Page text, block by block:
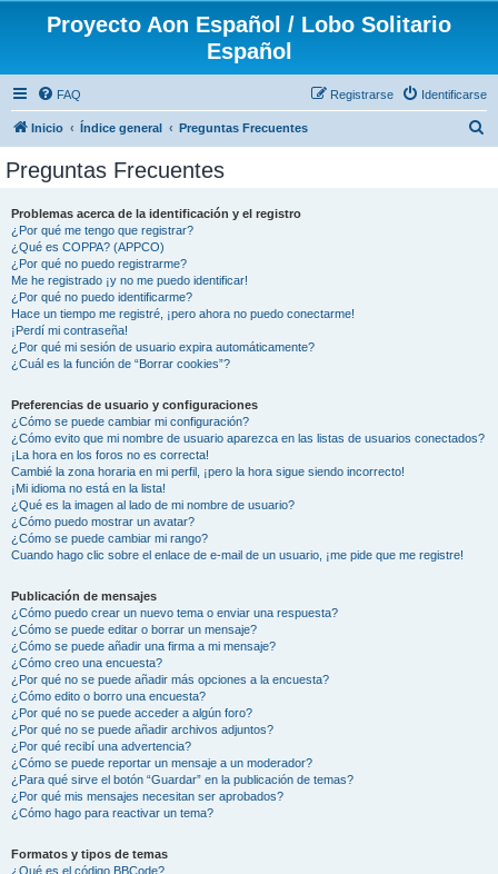
Proyecto Aon Español / Lobo Solitario
Español
FAQ Identificarse
Registrarse
Inicio Índice general Preguntas Frecuentes
Preguntas Frecuentes
Problemas acerca de la identificación y el registro
¿Por qué me tengo que registrar?
¿Qué es COPPA? (APPCO)
¿Por qué no puedo registrarme?
Me he registrado ¡y no me puedo identificar!
¿Por qué no puedo identificarme?
Hace un tiempo me registré, ¡pero ahora no puedo conectarme!
¡Perdí mi contraseña!
¿Por qué mi sesión de usuario expira automáticamente?
¿Cuál es la función de “Borrar cookies”?
Preferencias de usuario y configuraciones
¿Cómo se puede cambiar mi configuración?
¿Cómo evito que mi nombre de usuario aparezca en las listas de usuarios conectados?
¡La hora en los foros no es correcta!
Cambié la zona horaria en mi perfil, ¡pero la hora sigue siendo incorrecto!
¡Mi idioma no está en la lista!
¿Qué es la imagen al lado de mi nombre de usuario?
¿Cómo puedo mostrar un avatar?
¿Cómo se puede cambiar mi rango?
Cuando hago clic sobre el enlace de e-mail de un usuario, ¡me pide que me registre!
Publicación de mensajes
¿Cómo puedo crear un nuevo tema o enviar una respuesta?
¿Cómo se puede editar o borrar un mensaje?
¿Cómo se puede añadir una firma a mi mensaje?
¿Cómo creo una encuesta?
¿Por qué no se puede añadir más opciones a la encuesta?
¿Cómo edito o borro una encuesta?
¿Por qué no se puede acceder a algún foro?
¿Por qué no se puede añadir archivos adjuntos?
¿Por qué recibí una advertencia?
¿Cómo se puede reportar un mensaje a un moderador?
¿Para qué sirve el botón “Guardar” en la publicación de temas?
¿Por qué mis mensajes necesitan ser aprobados?
¿Cómo hago para reactivar un tema?
Formatos y tipos de temas
¿Qué es el código BBCode?